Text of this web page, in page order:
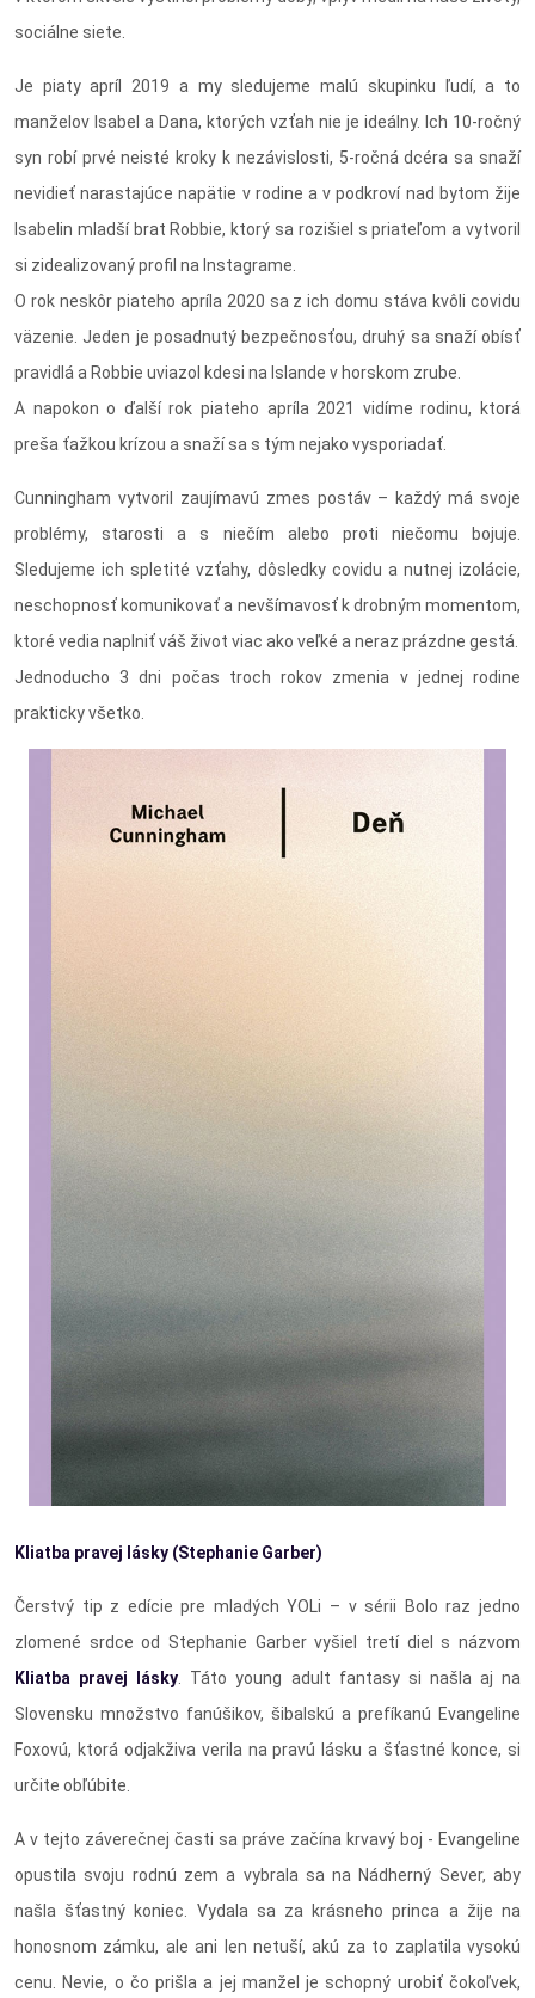
sociálne siete.
Je piaty apríl 2019 a my sledujeme malú skupinku ľudí, a to
manželov Isabel a Dana, ktorých vzťah nie je ideálny. Ich 10-ročný
syn robí prvé neisté kroky k nezávislosti, 5-ročná dcéra sa snaží
nevidieť narastajúce napätie v rodine a v podkroví nad bytom žije
Isabelin mladší brat Robbie, ktorý sa rozišiel s priateľom a vytvoril
si zidealizovaný profil na Instagrame.
O rok neskôr piateho apríla 2020 sa z ich domu stáva kvôli covidu
väzenie. Jeden je posadnutý bezpečnosťou, druhý sa snaží obísť
pravidlá a Robbie uviazol kdesi na Islande v horskom zrube.
A napokon o ďalší rok piateho apríla 2021 vidíme rodinu, ktorá
preša ťažkou krízou a snaží sa s tým nejako vysporiadať.
Cunningham vytvoril zaujímavú zmes postáv – každý má svoje
problémy, starosti a s niečím alebo proti niečomu bojuje.
Sledujeme ich spletité vzťahy, dôsledky covidu a nutnej izolácie,
neschopnosť komunikovať a nevšímavosť k drobným momentom,
ktoré vedia naplniť váš život viac ako veľké a neraz prázdne gestá.
Jednoducho 3 dni počas troch rokov zmenia v jednej rodine
prakticky všetko.
Kliatba pravej lásky (Stephanie Garber)
Čerstvý tip z edície pre mladých YOLi – v sérii Bolo raz jedno
zlomené srdce od Stephanie Garber vyšiel tretí diel s názvom
Kliatba pravej lásky. Táto young adult fantasy si našla aj na
Slovensku množstvo fanúšikov, šibalskú a prefíkanú Evangeline
Foxovú, ktorá odjakživa verila na pravú lásku a šťastné konce, si
určite obľúbite.
A v tejto záverečnej časti sa práve začína krvavý boj - Evangeline
opustila svoju rodnú zem a vybrala sa na Nádherný Sever, aby
našla šťastný koniec. Vydala sa za krásneho princa a žije na
honosnom zámku, ale ani len netuší, akú za to zaplatila vysokú
cenu. Nevie, o čo prišla a jej manžel je schopný urobiť čokoľvek,